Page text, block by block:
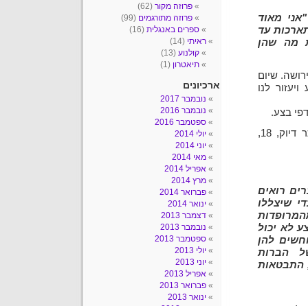
"אני מאוד
עד
מה שהן
שיום
לנו
בצע.
יום אחד ז'וסלין זוכה. לא סתם זוכה, אלא בפרס ענק. ליתר דיוק, 18,
רואים
שיצללו
לא יכול
להן
הברות
התבטאות
פרוזה מקור (62)
פרוזה מתורגמים (99)
ספרים באנגלית (16)
ראיתי (14)
קולנוע (13)
תיאטרון (1)
ארכיונים
נובמבר 2017
נובמבר 2016
ספטמבר 2016
יולי 2014
יוני 2014
מאי 2014
אפריל 2014
מרץ 2014
פברואר 2014
ינואר 2014
דצמבר 2013
נובמבר 2013
ספטמבר 2013
יולי 2013
יוני 2013
אפריל 2013
פברואר 2013
ינואר 2013